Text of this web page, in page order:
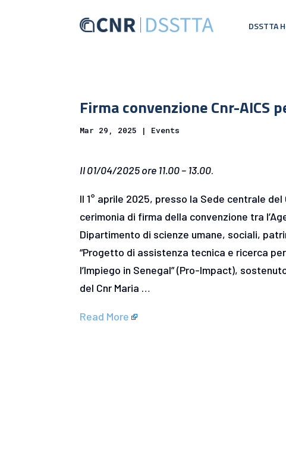
DSSTTA
Firma convenzione Cnr-AICS
Mar 29, 2025 | Events
Il 01/04/2025 ore 11.00 – 13.00.
Il 1° aprile 2025, presso la Sede centrale
cerimonia di firma della convenzione tra
Dipartimento di scienze umane, sociali,
“Progetto di assistenza tecnica e ricerca
l’Impiego in Senegal” (Pro-Impact),
del Cnr Maria …
Read More